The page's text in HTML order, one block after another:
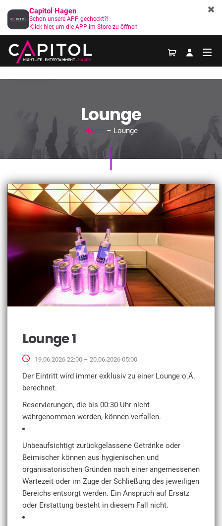
Lounge
Home– Lounge
Lounge 1
19.06.2026 22:00 – 20.06.2026 05:00
Der Eintritt wird immer exklusiv zu einer Lounge o.Ä.
berechnet.
Reservierungen, die bis 00:30 Uhr nicht
wahrgenommen werden, können verfallen.
Unbeaufsichtigt zurückgelassene Getränke oder
Beimischer können aus hygienischen und
organisatorischen Gründen nach einer angemessenen
Wartezeit oder im Zuge der Schließung des jeweiligen
Bereichs entsorgt werden. Ein Anspruch auf Ersatz
oder Erstattung besteht in diesem Fall nicht.
Capitol Hagen
Schon unsere APP gecheckt?!
Klick hier, um die APP im Store zu öffnen